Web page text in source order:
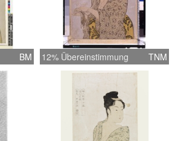
BM 12% Übereinstimmung TNM